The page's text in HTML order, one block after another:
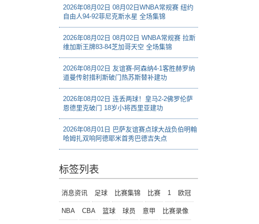
2026年08月02日 08月02日WNBA常规赛 纽约
自由人94-92菲尼克斯水星 全场集锦
2026年08月02日 08月02日 WNBA常规赛 拉斯
维加斯王牌83-84芝加哥天空 全场集锦
2026年08月02日 友谊赛-阿森纳4-1客胜赫罗纳
道曼传射措利斯破门热苏斯替补建功
2026年08月02日 连丢两球！皇马2-2佛罗伦萨
恩德里克破门 18岁小将西里亚建功
2026年08月01日 巴萨友谊赛点球大战负伯明翰
哈姆扎双响阿德耶米首秀巴德吉失点
标签列表
消息资讯 足球 比赛集锦 比赛 1 欧冠
NBA CBA 篮球 球员 意甲 比赛录像